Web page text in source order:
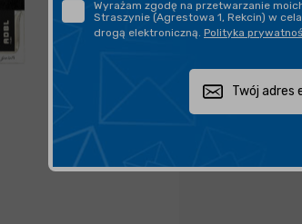
Wyrażam zgodę na przetwarzanie
Straszynie (Agrestowa 1, Rekcin) w
drogą elektroniczną. Polityka